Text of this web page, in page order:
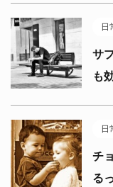
日
サ
も
日
チ
る